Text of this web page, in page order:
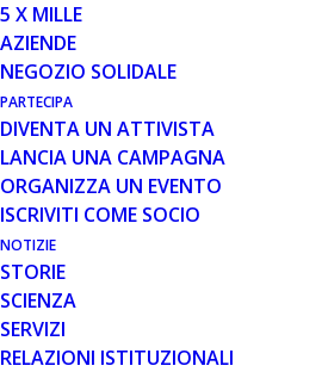
5 X MILLE
AZIENDE
NEGOZIO SOLIDALE
PARTECIPA
DIVENTA UN ATTIVISTA
LANCIA UNA CAMPAGNA
ORGANIZZA UN EVENTO
ISCRIVITI COME SOCIO
NOTIZIE
STORIE
SCIENZA
SERVIZI
RELAZIONI ISTITUZIONALI